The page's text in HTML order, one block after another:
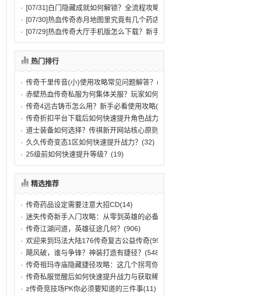
[07/31]白门隐藏成就如何解锁？全流程攻略与秘密结局揭秘
[07/30]热血传奇赤月地图里究竟有几个药店位置？
[07/29]热血传奇大厅手机版怎么下载？新手快速入门攻略全解析？
热门排行
传奇千里传音(小)使用攻略常见问题解答？(81)
赤壁热血传奇私服为何集体关服？玩家如何应(77)
传奇4远古铸币怎么用？新手必看使用攻略(70)
传奇折扣平台下载后如何快速提升角色战力？(44)
道士装备如何选择？传祺新开网站核心原则解(40)
久久传奇变态1区如何快速提升战力？(32)
25级前如何快速提升等级？(19)
精选推荐
传奇药品设定需要注意大招CD(14)
迷失传奇新手入门攻略：从零到英雄的必备指(890)
传奇江湖问道，英雄征途几何？(906)
欢迎来到玛法大陆176传奇复古公益传奇(957)
飓风破，谁与争锋？神装打造有捷径？(548)
传奇祖玛寺庙隐藏捷径攻略：这几个拐弯你走(660)
传奇私服觉醒后如何快速提升战力与获取稀有(713)
z传奇竞技场PK你必须要知道的三件事(11)